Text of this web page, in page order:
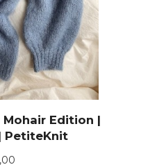
Edition |
PetiteKnit